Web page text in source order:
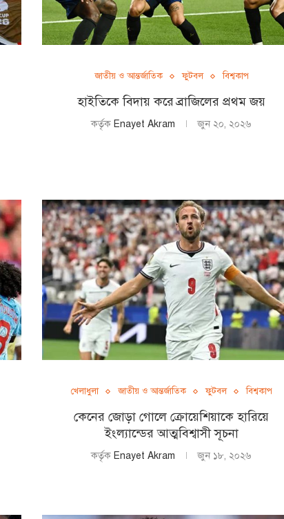
জাতীয় ও আন্তর্জাতিক ফুটবল বিশ্বকাপ
হাইতিকে বিদায় করে ব্রাজিলের প্রথম জয়
কর্তৃক Enayet Akram জুন ২০, ২০২৬
খেলাধুলা জাতীয় ও আন্তর্জাতিক ফুটবল বিশ্বকাপ
কেনের জোড়া গোলে ক্রোয়েশিয়াকে হারিয়ে
ইংল্যান্ডের আত্মবিশ্বাসী সূচনা
কর্তৃক Enayet Akram জুন ১৮, ২০২৬